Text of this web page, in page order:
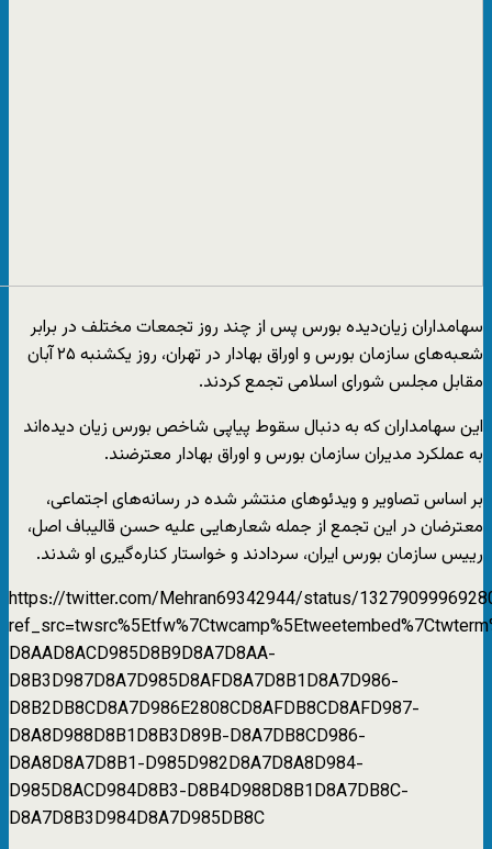
سهامداران زیان‌دیده بورس پس از چند روز تجمعات مختلف در برابر
شعبه‌های سازمان بورس و اوراق بهادار در تهران، روز یکشنبه ۲۵ آبان
مقابل مجلس شورای اسلامی تجمع کردند.
این سهامداران که به دنبال سقوط پیاپی شاخص بورس زیان دیده‌اند
به عملکرد مدیران سازمان بورس و اوراق بهادار معترضند.
بر اساس تصاویر و ویدئوهای منتشر شده در رسانه‌های اجتماعی،
معترضان در این تجمع از جمله شعارهایی علیه حسن قالیباف اصل،
رییس سازمان بورس ایران، سردادند و خواستار کناره‌گیری او شدند.
https://twitter.com/Mehran69342944/status/
D8AAD8ACD985D8B9D8A7D8AA-
D8B3D987D8A7D985D8AFD8A7D8B1D8A7D986-
D8B2DB8CD8A7D986E2808CD8AFDB8CD8AFD987-
D8A8D988D8B1D8B3D89B-D8A7DB8CD986-
D8A8D8A7D8B1-D985D982D8A7D8A8D984-
D985D8ACD984D8B3-D8B4D988D8B1D8A7DB8C-
D8A7D8B3D984D8A7D985DB8C